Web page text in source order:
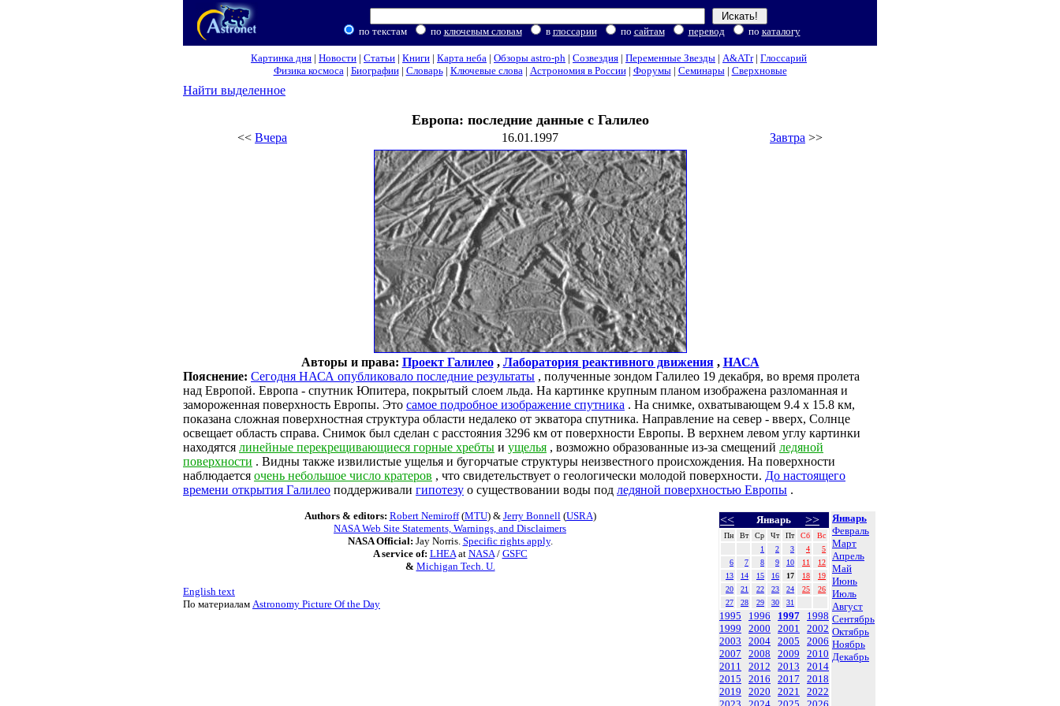
по текстам по ключевым словам в глоссарии по сайтам перевод по каталогу
Картинка дня | Новости | Статьи | Книги | Карта неба | Обзоры astro-ph | Созвездия | Переменные Звезды | A&ATr| Глоссарий
Физика космоса| Биографии| Словарь| Ключевые слова| Астрономия в России| Форумы| Семинары| Сверхновые
Найти выделенное
Европа: последние данные с Галилео
<< Вчера 16.01.1997 Завтра >>
Авторы и права: Проект Галилео, Лаборатория реактивного движения, НАСА
Пояснение: Сегодня НАСА опубликовало последние результаты , полученные зондом Галилео 19 декабря, во время пролета
над Европой. Европа - спутник Юпитера, покрытый слоем льда. На картинке крупным планом изображена разломанная и
замороженная поверхность Европы. Это самое подробное изображение спутника . На снимке, охватывающем 9.4 x 15.8 км,
показана сложная поверхностная структура области недалеко от экватора спутника. Направление на север - вверх, Солнце
освещает область справа. Снимок был сделан с расстояния 3296 км от поверхности Европы. В верхнем левом углу картинки
находятся линейные перекрещивающиеся горные хребты и ущелья , возможно образованные из-за смещений ледяной
поверхности . Видны также извилистые ущелья и бугорчатые структуры неизвестного происхождения. На поверхности
наблюдается очень небольшое число кратеров , что свидетельствует о геологически молодой поверхности. До настоящего
времени открытия Галилео поддерживали гипотезу о существовании воды под ледяной поверхностью Европы .
<< Январь >>
Пн Вт Ср Чт Пт Сб
Вс
1
2 3 4
5
6
7 8 9 10 11
12
13
14 15 16 17 18
19
20
21 22 23 24 25
26
27
28 29 30 31
1995 1996 1997
1998
1999
2000 2001
2002
2003
2004 2005
2006
2007
2008 2009
2010
2011
2012 2013
2014
2015
2016 2017
2018
2019
2020 2021
2022
Январь
Февраль
Март
Апрель
Май
Июнь
Июль
Август
Сентябрь
Октябрь
Ноябрь
Декабрь
Authors & editors: Robert Nemiroff(MTU) & Jerry Bonnell(USRA)
NASA Web Site Statements, Warnings, and Disclaimers
NASA Official: Jay Norris. Specific rights apply.
A service of: LHEAat NASA/ GSFC
& Michigan Tech. U.
English text
По материалам Astronomy Picture Of the Day